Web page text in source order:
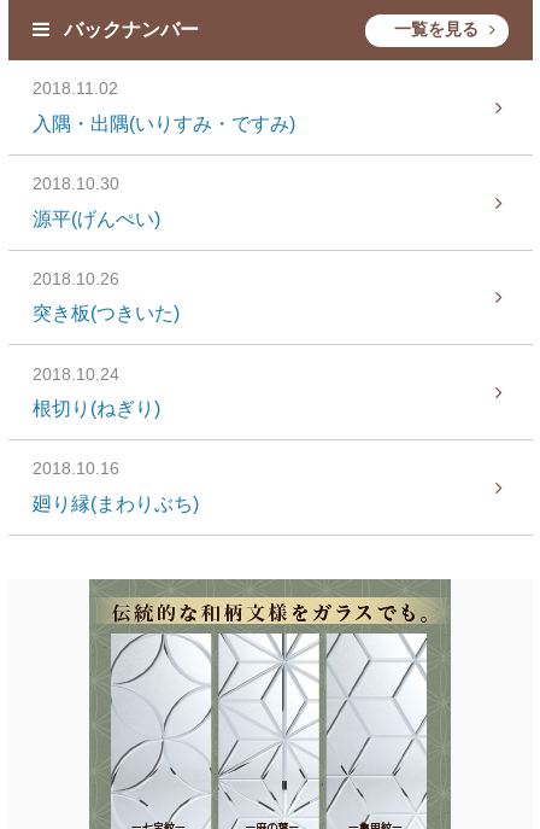
バックナンバー 一覧を見る
2018.11.02
入隅・出隅(いりすみ・ですみ)
2018.10.30
源平(げんぺい)
2018.10.26
突き板(つきいた)
2018.10.24
根切り(ねぎり)
2018.10.16
廻り縁(まわりぶち)